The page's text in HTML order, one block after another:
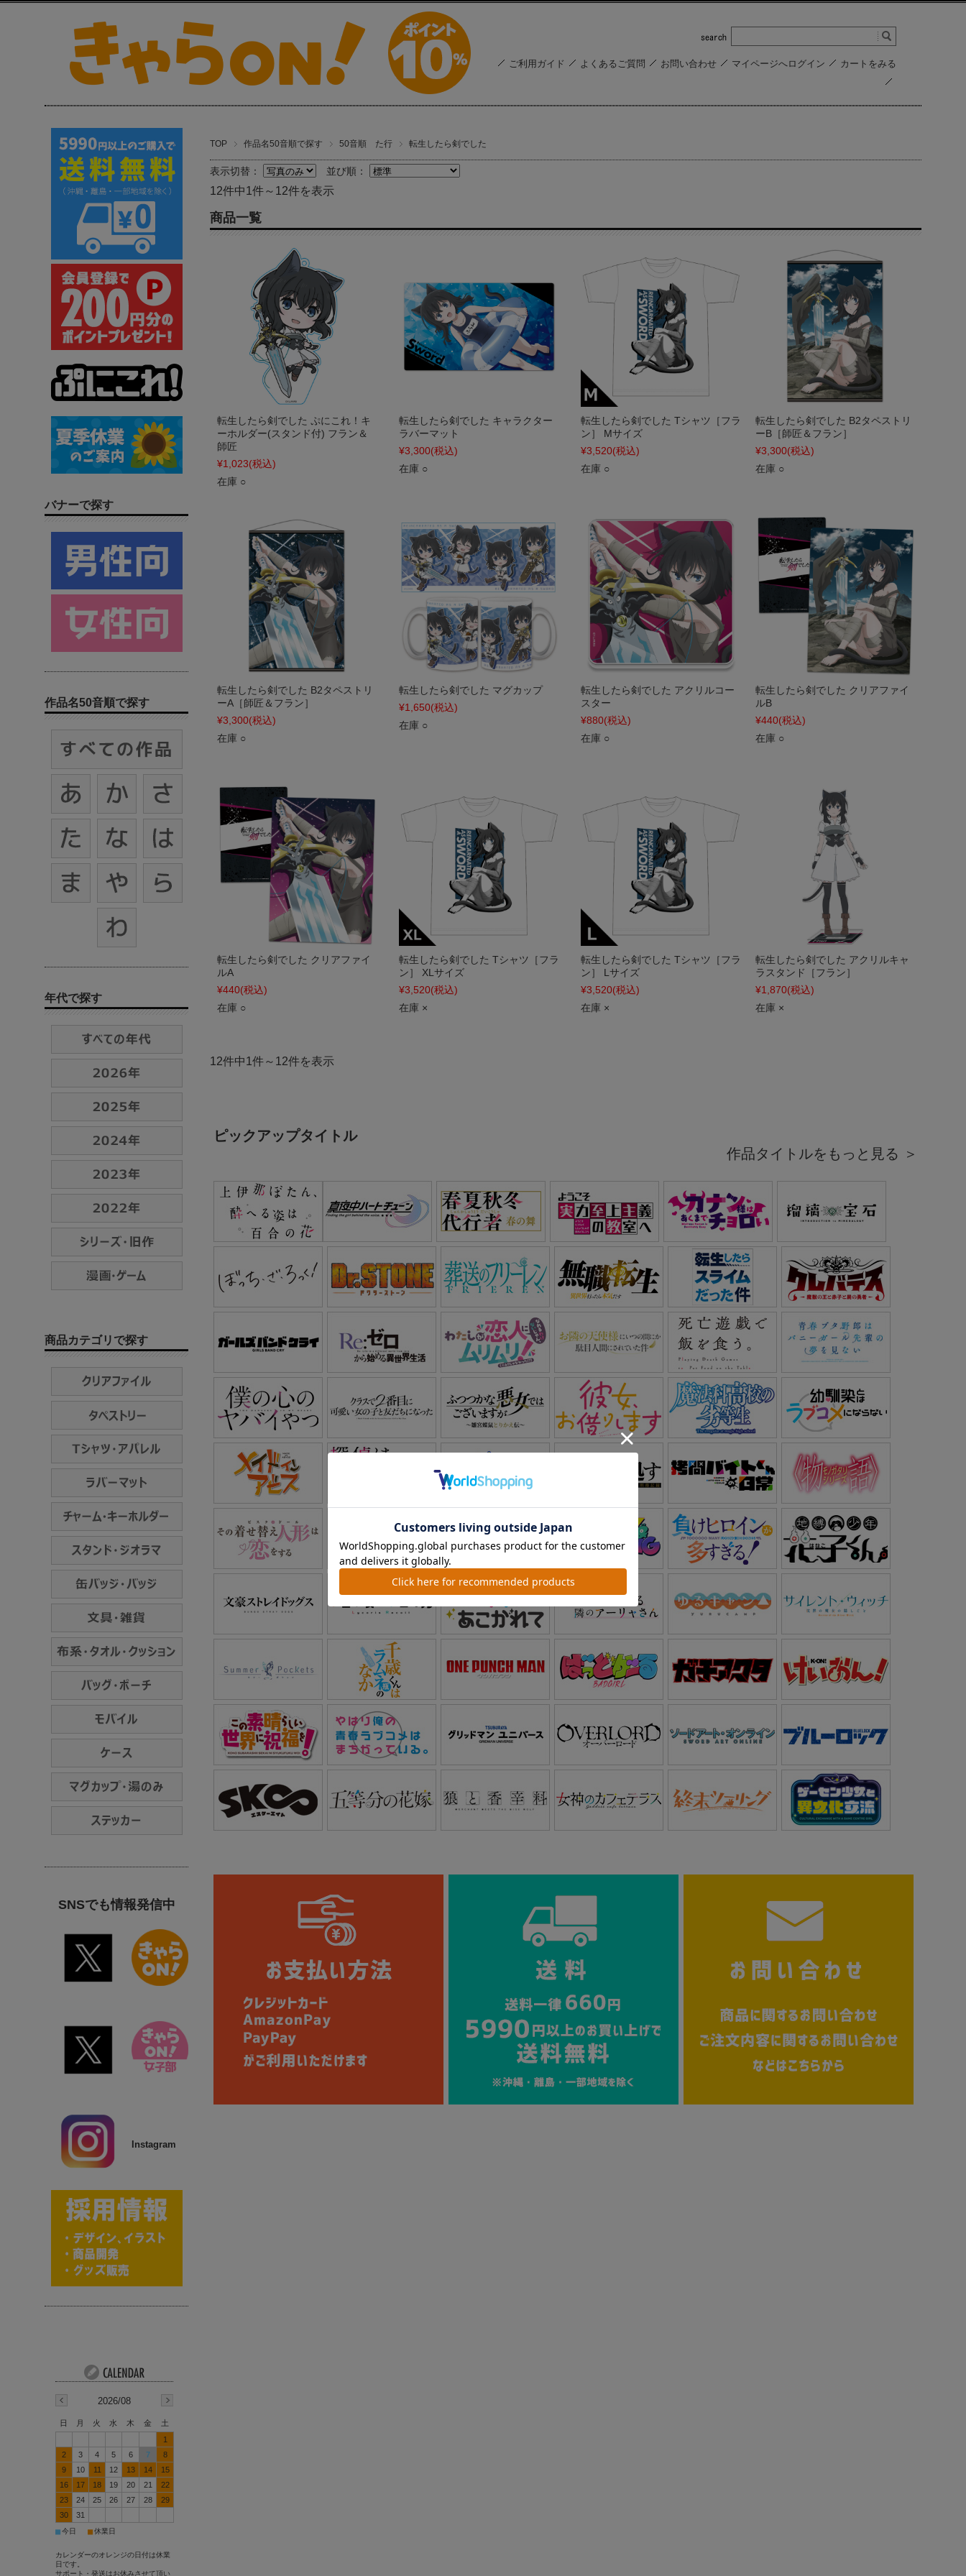
ご利用ガイド よくあるご質問 お問い合わせ マイページへログイン カートをみる
TOP 作品名50音順で探す 50音順 た行 転生したら剣でした
表示切替： 並び順：
12件中1件～12件を表示
商品一覧
転生したら剣でした ぷにこれ！キ
ーホルダー(スタンド付) フラン＆
師匠
¥1,023(税込)
在庫 ○
転生したら剣でした キャラクター
ラバーマット
¥3,300(税込)
在庫 ○
転生したら剣でした Tシャツ［フラ
ン］ Mサイズ
¥3,520(税込)
在庫 ○
転生したら剣でした B2タペストリ
ーB［師匠＆フラン］
¥3,300(税込)
在庫 ○
転生したら剣でした B2タペストリ
ーA［師匠＆フラン］
¥3,300(税込)
在庫 ○
転生したら剣でした マグカップ
¥1,650(税込)
在庫 ○
転生したら剣でした アクリルコー
スター
¥880(税込)
在庫 ○
転生したら剣でした クリアファイ
ルB
¥440(税込)
在庫 ○
転生したら剣でした クリアファイ
ルA
¥440(税込)
在庫 ○
転生したら剣でした Tシャツ［フラ
ン］ XLサイズ
¥3,520(税込)
在庫 ×
転生したら剣でした Tシャツ［フラ
ン］ Lサイズ
¥3,520(税込)
在庫 ×
転生したら剣でした アクリルキャ
ラスタンド［フラン］
¥1,870(税込)
在庫 ×
12件中1件～12件を表示
ピックアップタイトル
作品タイトルをもっと見る ＞
バナーで探す
作品名50音順で探す
年代で探す
商品カテゴリで探す
SNSでも情報発信中
Instagram
2026/08
日 月 火 水 木 金
土
1
2
3 4 5 6 7
8
9
10 11 12 13 14
15
16
17 18 19 20 21
22
23
24 25 26 27 28
29
30
31
■今日 ■休業日
カレンダーのオレンジの日付は休業
日です。
サポート・発送はお休みさせて頂い